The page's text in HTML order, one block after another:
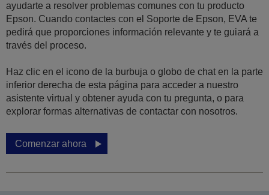
ayudarte a resolver problemas comunes con tu producto
Epson. Cuando contactes con el Soporte de Epson, EVA te
pedirá que proporciones información relevante y te guiará a
través del proceso.
Haz clic en el icono de la burbuja o globo de chat en la parte
inferior derecha de esta página para acceder a nuestro
asistente virtual y obtener ayuda con tu pregunta, o para
explorar formas alternativas de contactar con nosotros.
Comenzar ahora